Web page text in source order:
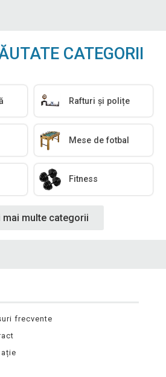
CATEGORII
Rafturi și polițe
Mese de fotbal
Fitness
mai multe categorii
frecvente